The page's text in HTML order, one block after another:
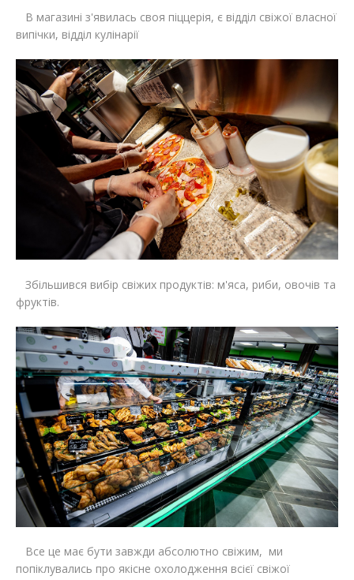
В магазині з'явилась своя піццерія, є відділ свіжої власної
випічки, відділ кулінарії
Збільшився вибір свіжих продуктів: м'яса, риби, овочів та
фруктів.
Все це має бути завжди абсолютно свіжим, ми
попіклувались про якісне охолодження всієї свіжої